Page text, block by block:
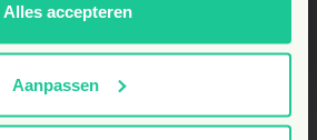
Alles accepteren
Aanpassen